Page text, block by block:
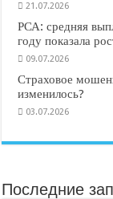
21.07.2026
РСА: средняя
году показала
09.07.2026
Страховое
изменилось?
03.07.2026
Последние